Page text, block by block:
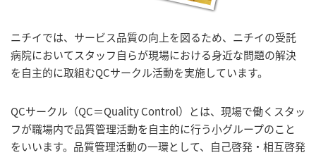
ニチイでは、サービス品質の向上を図るため、ニチイの受託
病院においてスタッフ自らが現場における身近な問題の解決
を自主的に取組むQCサークル活動を実施しています。
QCサークル（QC＝Quality Control）とは、現場で働くスタッ
フが職場内で品質管理活動を自主的に行う小グループのこと
をいいます。品質管理活動の一環として、自己啓発・相互啓発